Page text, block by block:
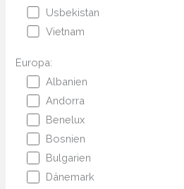
Usbekistan
Vietnam
Europa:
Albanien
Andorra
Benelux
Bosnien
Bulgarien
Dänemark